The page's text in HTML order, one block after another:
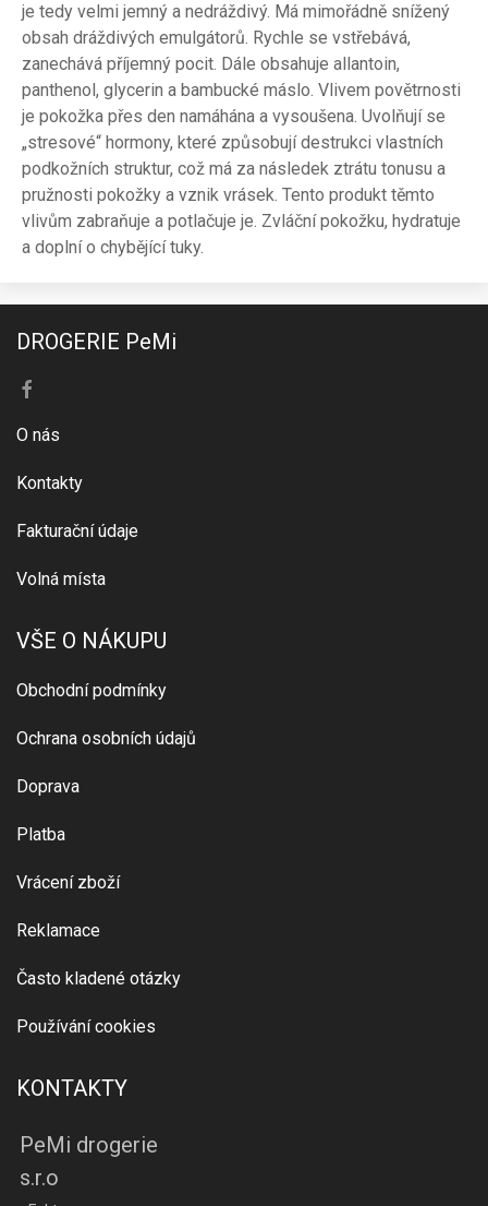
je tedy velmi jemný a nedráždivý. Má mimořádně snížený
obsah dráždivých emulgátorů. Rychle se vstřebává,
zanechává příjemný pocit. Dále obsahuje allantoin,
panthenol, glycerin a bambucké máslo. Vlivem povětrnosti
je pokožka přes den namáhána a vysoušena. Uvolňují se
„stresové“ hormony, které způsobují destrukci vlastních
podkožních struktur, což má za následek ztrátu tonusu a
pružnosti pokožky a vznik vrásek. Tento produkt těmto
vlivům zabraňuje a potlačuje je. Zvláční pokožku, hydratuje
a doplní o chybějící tuky.
DROGERIE PeMi
O nás
Kontakty
Fakturační údaje
Volná místa
VŠE O NÁKUPU
Obchodní podmínky
Ochrana osobních údajů
Doprava
Platba
Vrácení zboží
Reklamace
Často kladené otázky
Používání cookies
KONTAKTY
PeMi drogerie
s.r.o